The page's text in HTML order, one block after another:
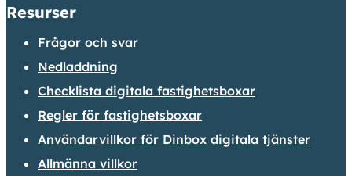
Resurser
Frågor och svar
Nedladdning
Checklista digitala fastighetsboxar
Regler för fastighetsboxar
Användarvillkor för Dinbox digitala tjänster
Allmänna villkor